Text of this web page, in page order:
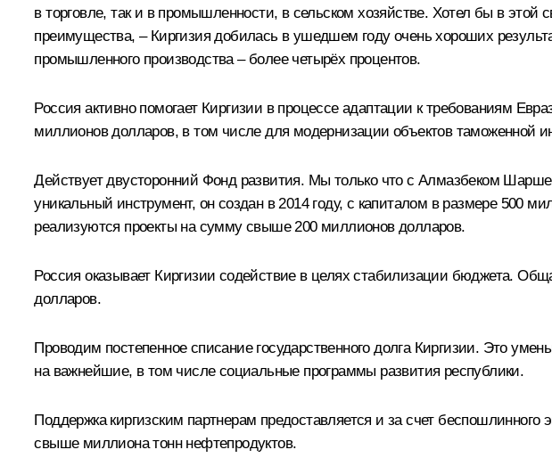
в торговле, так и в промышленности, в сельском хозяйстве. Хотел бы в
преимущества, – Киргизия добилась в ушедшем году очень хороших
промышленного производства – более четырёх процентов.
Россия активно помогает Киргизии в процессе адаптации к требованиям
миллионов долларов, в том числе для модернизации объектов таможенной
Действует двусторонний Фонд развития. Мы только что с Алмазбеком
уникальный инструмент, он создан в 2014 году, с капиталом в размере
реализуются проекты на сумму свыше 200 миллионов долларов.
Россия оказывает Киргизии содействие в целях стабилизации бюджета.
долларов.
Проводим постепенное списание государственного долга Киргизии. Это
на важнейшие, в том числе социальные программы развития республики.
Поддержка киргизским партнерам предоставляется и за счет
свыше миллиона тонн нефтепродуктов.